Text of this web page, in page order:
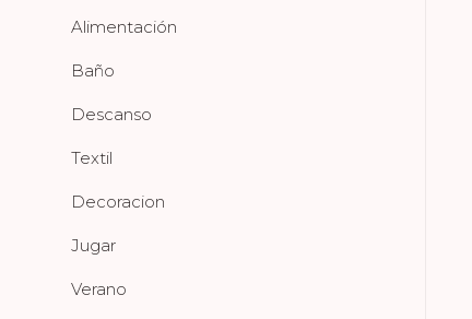
Alimentación
Baño
Descanso
Textil
Decoracion
Jugar
Verano